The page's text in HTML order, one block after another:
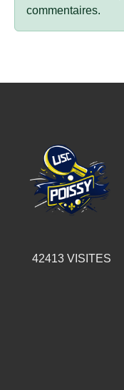
commentaires.
42413VISITES